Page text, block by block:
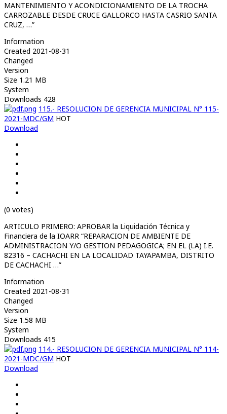
MANTENIMIENTO Y ACONDICIONAMIENTO DE LA TROCHA
CARROZABLE DESDE CRUCE GALLORCO HASTA CASRIO SANTA
CRUZ, …”
Information
Created 2021-08-31
Changed
Version
Size 1.21 MB
System
Downloads 428
115.- RESOLUCION DE GERENCIA MUNICIPAL N° 115-
2021-MDC/GM HOT
Download
(0 votes)
ARTICULO PRIMERO: APROBAR la Liquidación Técnica y
Financiera de la IOARR “REPARACION DE AMBIENTE DE
ADMINISTRACION Y/O GESTION PEDAGOGICA; EN EL (LA) I.E.
82316 – CACHACHI EN LA LOCALIDAD TAYAPAMBA, DISTRITO
DE CACHACHI …”
Information
Created 2021-08-31
Changed
Version
Size 1.58 MB
System
Downloads 415
114.- RESOLUCION DE GERENCIA MUNICIPAL N° 114-
2021-MDC/GM HOT
Download